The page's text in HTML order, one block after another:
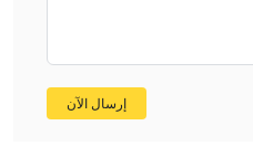
إرسال الآن